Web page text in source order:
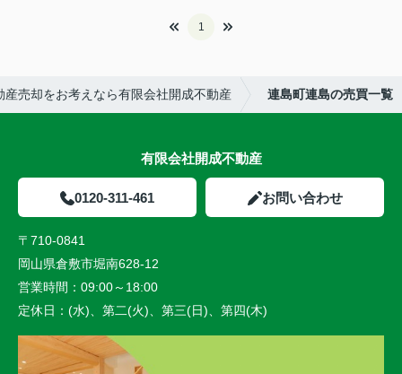
1
産売却をお考えなら有限会社開成不動産 連島町連島の売買一覧
有限会社開成不動産
0120-311-461 お問い合わせ
〒710-0841
岡山県倉敷市堀南628-12
営業時間： 09:00～18:00
定休日： (水)、第二(火)、第三(日)、第四(木)